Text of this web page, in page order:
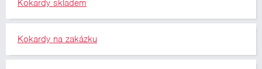
Kokardy skladem
Kokardy na zakázku